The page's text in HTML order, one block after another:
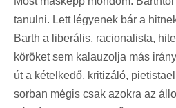
tanulni. Lett légyenek bár a
Barth a liberális, racionalista,
köröket sem kalauzolja más
út a kételkedő, kritizáló,
sorban mégis csak azokra az